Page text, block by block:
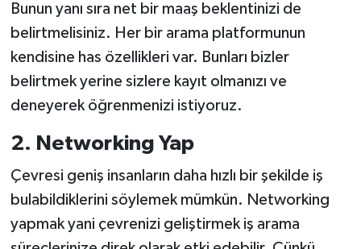
Bunun yanı sıra net bir maaş beklentinizi de
belirtmelisiniz. Her bir arama platformunun
kendisine has özellikleri var. Bunları bizler
belirtmek yerine sizlere kayıt olmanızı ve
deneyerek öğrenmenizi istiyoruz.
2. Networking Yap
Çevresi geniş insanların daha hızlı bir şekilde iş
bulabildiklerini söylemek mümkün. Networking
yapmak yani çevrenizi geliştirmek iş arama